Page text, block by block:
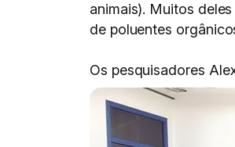
animais). Muitos
de poluentes
Os pesquisadores